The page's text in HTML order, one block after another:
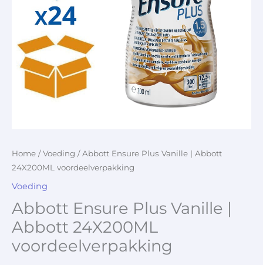
Home /Voeding / Abbott Ensure Plus Vanille | Abbott
24X200ML voordeelverpakking
Voeding
Abbott Ensure Plus Vanille |
Abbott 24X200ML
voordeelverpakking